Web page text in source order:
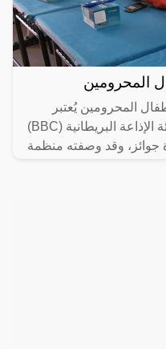
المحرومين
المحرومين يُعتبر
برنامج "درس" الذي أطلقته هيئة الإذاعة البريطانية (BBC)
جوائز، وقد وصفته منظمة